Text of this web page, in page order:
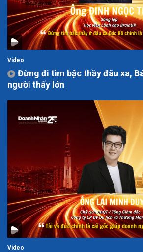
Video
Đừng đi tìm bậc thầy đâu xa,
người thấy lớn
Video